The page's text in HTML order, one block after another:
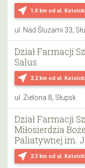
near_me 1.8 km od ul.
ul. Nad Śluzami 33,
near_me 2.2 km od ul.
Dział Farmacji
Salus
ul. Zielona 8, Słupsk
near_me 2.3 km od ul.
Dział Farmacji
Miłosierdzia
Paliatywnej im.